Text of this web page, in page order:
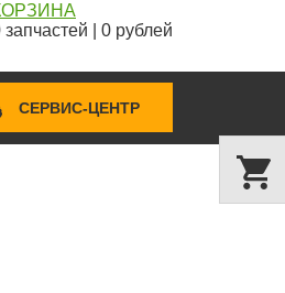
запчастей 0 рублей
СЕРВИС-ЦЕНТР